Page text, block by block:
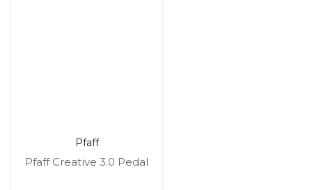
Pfaff
Pfaff Creative 3.0 Pedal